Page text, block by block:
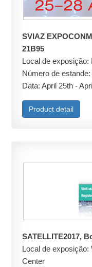
SVIAZ
21B95
Local de
Número de
Data: April 25th -
Product detail
SATELLITE2017,
Local de exposição:
Center